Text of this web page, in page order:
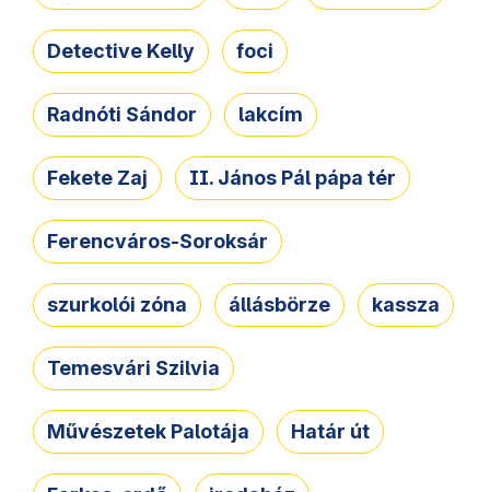
Detective Kelly foci
Radnóti Sándor lakcím
Fekete Zaj II. János Pál pápa tér
Ferencváros-Soroksár
szurkolói zóna állásbörze kassza
Temesvári Szilvia
Művészetek Palotája Határ út